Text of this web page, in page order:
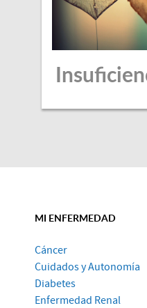
MI ENFERMEDAD
Cáncer
Cuidados y Autonomía
Diabetes
Enfermedad Renal